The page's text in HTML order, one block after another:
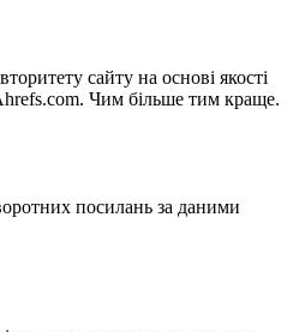
сайту на основі якості
Чим більше тим краще.
посилань за даними